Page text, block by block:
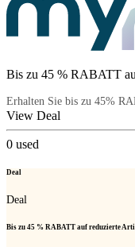
Bis zu 45 % RABATT
Erhalten Sie bis zu 45%
View Deal
0 used
Deal
Deal
Bis zu 45 % RABATT auf reduzierte